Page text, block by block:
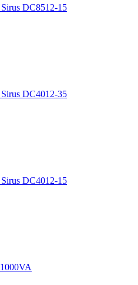
DC8512-15
DC4012-35
DC4012-15